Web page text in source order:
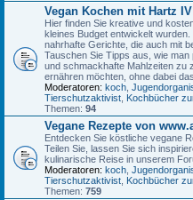
Vegan Kochen mit Hartz
Hier finden Sie kreative und
kleines Budget entwickelt
nahrhafte Gerichte, die auch mit
Tauschen Sie Tipps aus, wie
und schmackhafte Mahlzeiten zu
ernähren möchten, ohne dabei
Moderatoren: koch
Tierschutzaktivist Kochbücher
Themen: 94
Vegane Rezepte von
Entdecken Sie köstliche vegane
Teilen Sie, lassen Sie sich
kulinarische Reise in unserem
Moderatoren: koch
Tierschutzaktivist Kochbücher
Themen: 759